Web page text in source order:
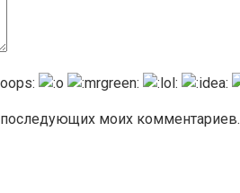
последующих моих комментариев.